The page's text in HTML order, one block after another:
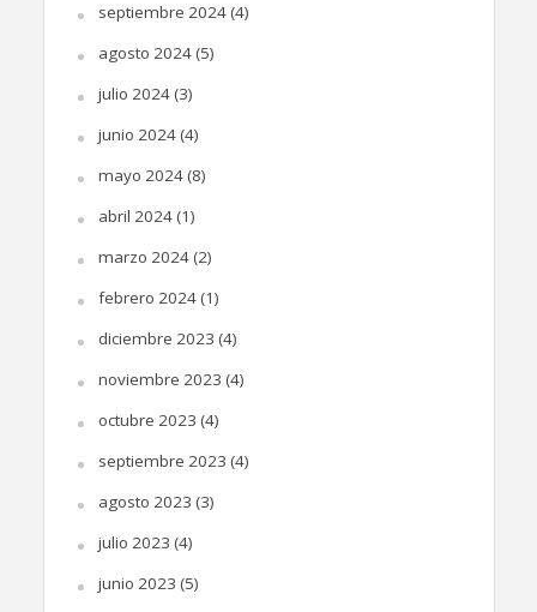
septiembre 2024(4)
agosto 2024(5)
julio 2024(3)
junio 2024(4)
mayo 2024(8)
abril 2024(1)
marzo 2024(2)
febrero 2024(1)
diciembre 2023 (4)
noviembre 2023 (4)
octubre 2023 (4)
septiembre 2023 (4)
agosto 2023 (3)
julio 2023 (4)
junio 2023 (5)